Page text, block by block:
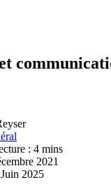
: 4 mins
2021
2025